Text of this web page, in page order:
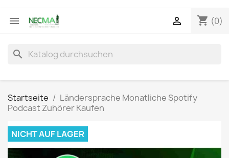
 shopping_cart (0)

search
Startseite
Ländersprache Monatliche Spotify
Podcast Zuhörer Kaufen
NICHT AUF LAGER